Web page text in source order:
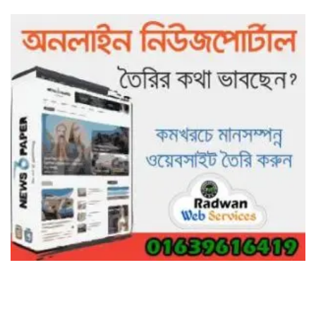
আটকে পড়া ১০ পর্যটককে উদ্ধার করল
পুলিশ ও ফায়ার সার্ভিস
গাছ না কেটে আমাদের পুড়িয়ে মারলে
ভালো হতো’: বন বিভাগের নিষ্ঠুরতায়
নিঃস্ব কৃষক